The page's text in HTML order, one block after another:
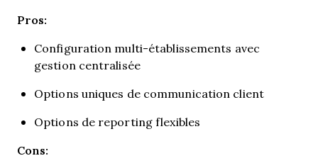
Pros:
Configuration multi-établissements avec
gestion centralisée
Options uniques de communication client
Options de reporting flexibles
Cons: